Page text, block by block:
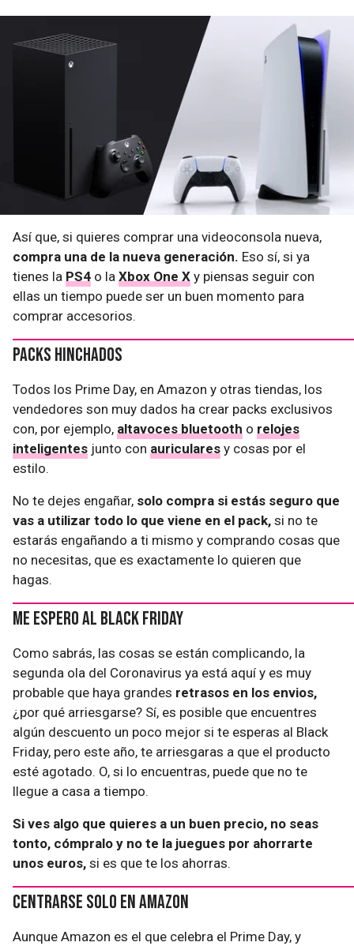
Así que, si quieres comprar una videoconsola nueva,
compra una de la nueva generación. Eso sí, si ya
tienes la PS4 o la Xbox One X y piensas seguir con
ellas un tiempo puede ser un buen momento para
comprar accesorios.
Packs hinchados
Todos los Prime Day, en Amazon y otras tiendas, los
vendedores son muy dados ha crear packs exclusivos
con, por ejemplo, altavoces bluetooth o relojes
inteligentes junto con auriculares y cosas por el
estilo.
No te dejes engañar, solo compra si estás seguro que
vas a utilizar todo lo que viene en el pack, si no te
estarás engañando a ti mismo y comprando cosas que
no necesitas, que es exactamente lo quieren que
hagas.
Me espero al Black Friday
Como sabrás, las cosas se están complicando, la
segunda ola del Coronavirus ya está aquí y es muy
probable que haya grandes retrasos en los envios,
¿por qué arriesgarse? Sí, es posible que encuentres
algún descuento un poco mejor si te esperas al Black
Friday, pero este año, te arriesgaras a que el producto
esté agotado. O, si lo encuentras, puede que no te
llegue a casa a tiempo.
Si ves algo que quieres a un buen precio, no seas
tonto, cómpralo y no te la juegues por ahorrarte
unos euros, si es que te los ahorras.
Centrarse solo en Amazon
Aunque Amazon es el que celebra el Prime Day, y